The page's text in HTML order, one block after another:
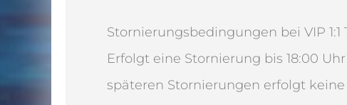
Stornierungsbedingungen bei VIP 1:1
Erfolgt eine Stornierung bis 18:00
späteren Stornierungen erfolgt